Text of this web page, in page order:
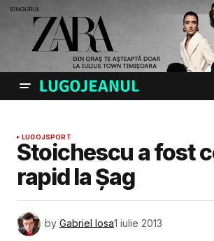
LUGOJSPORT
Stoichescu a fost
rapid la Șag
by Gabriel Iosa1 iulie 2013